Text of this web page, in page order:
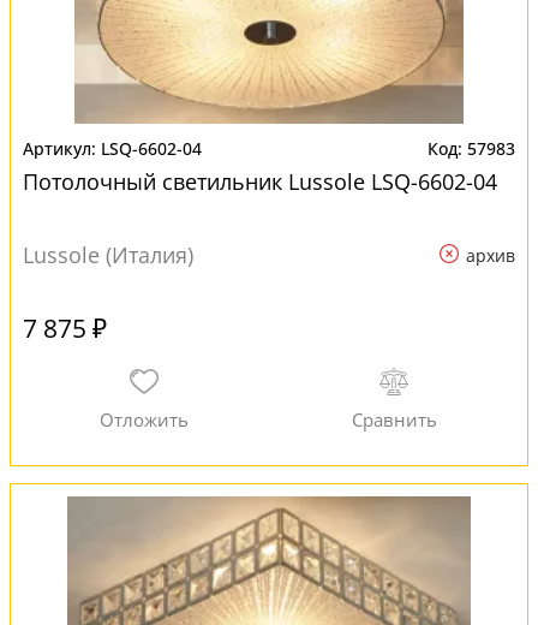
LSQ-6602-04 57983
Потолочный светильник Lussole LSQ-6602-04
Lussole (Италия) архив
7 875 ₽